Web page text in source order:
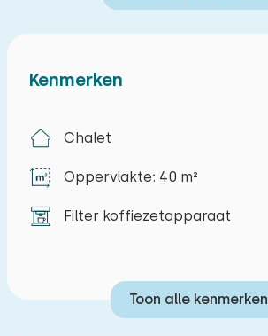
Kenmerken
Chalet
Oppervlakte: 40 m²
Filter koffiezetapparaat
Toon alle kenmerken